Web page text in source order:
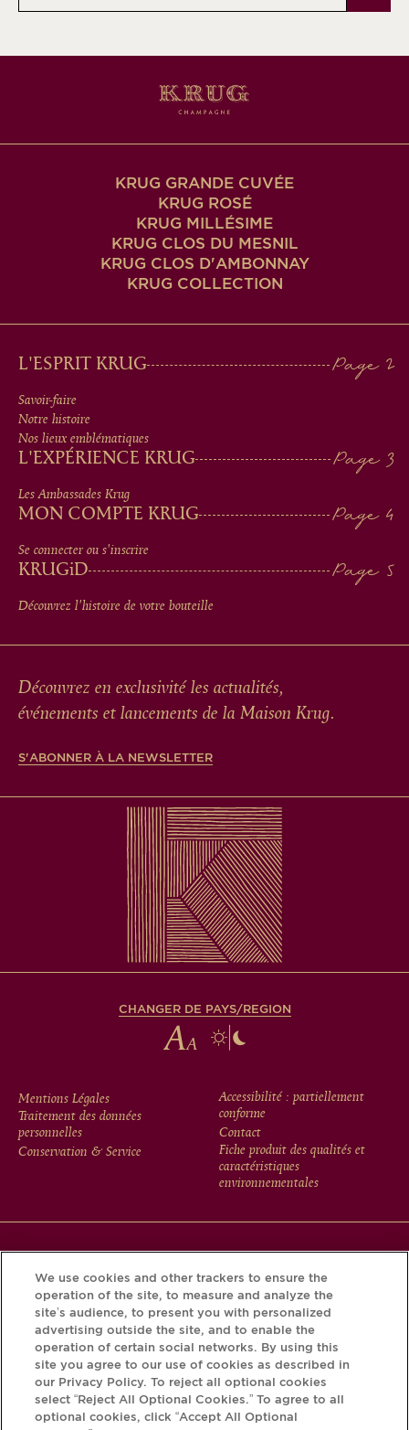
KRUG GRANDE CUVÉE
KRUG ROSÉ
KRUG MILLÉSIME
KRUG CLOS DU MESNIL
KRUG CLOS D'AMBONNAY
KRUG COLLECTION
MAIN
MEN
IN
FOOTER
L'ESPRIT KRUG
Savoir-faire
Notre histoire
Nos lieux emblématiques
L'EXPÉRIENCE KRUG
Les Ambassades Krug
MON COMPTE KRUG
Se connecter ou s'inscrire
KRUGiD
Découvrez l'histoire de votre bouteille
Découvrez en exclusivité les actualités,
événements et lancements de la Maison Krug.
S'ABONNER À LA NEWSLETTER
CHANGER DE PAYS/REGION
FOOTER
MENU
Mentions Légales
Traitement des données
personnelles
Conservation & Service
Accessibilité : partiellement
conforme
Contact
Fiche produit des qualités et
caractéristiques
environnementales
votre bouteille grâce au Krug iD.
We use cookies and other trackers to ensure the
operation of the site, to measure and analyze the
site’s audience, to present you with personalized
advertising outside the site, and to enable the
operation of certain social networks. By using this
site you agree to our use of cookies as described in
our Privacy Policy. To reject all optional cookies
select “Reject All Optional Cookies.” To agree to all
optional cookies, click “Accept All Optional